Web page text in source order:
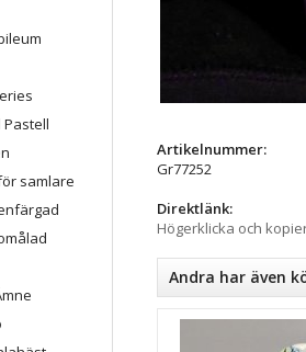
samlare
Artikelnummer:
Gr77252
Direktlänk:
Högerklicka och
Andra har även